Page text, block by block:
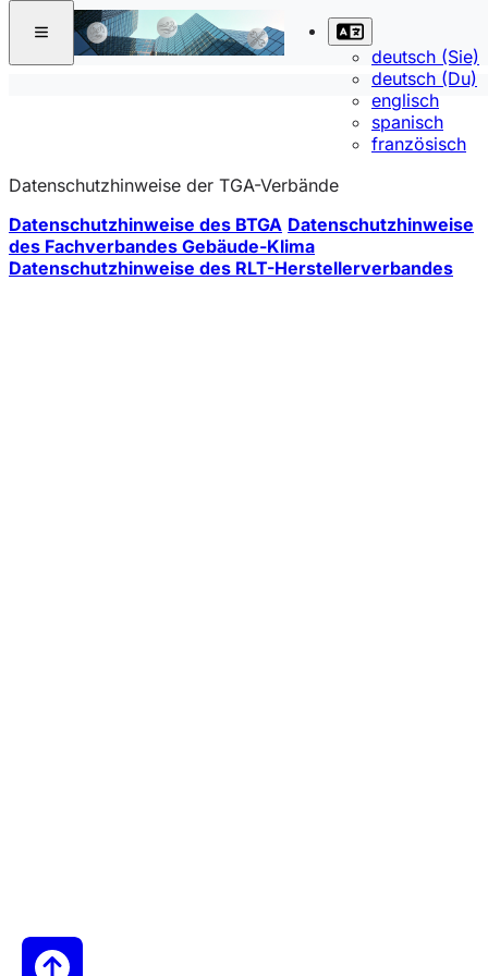
deutsch (Sie)
deutsch (Du)
englisch
spanisch
französisch
Datenschutzhinweise der TGA-Verbände
Datenschutzhinweise des BTGA Datenschutzhinweise
des Fachverbandes Gebäude-Klima
Datenschutzhinweise des RLT-Herstellerverbandes